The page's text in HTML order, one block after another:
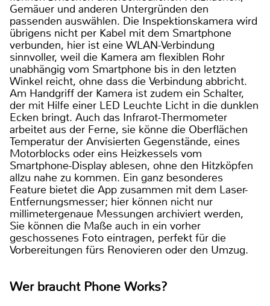
Gemäuer und anderen Untergründen den
passenden auswählen. Die Inspektionskamera wird
übrigens nicht per Kabel mit dem Smartphone
verbunden, hier ist eine WLAN-Verbindung
sinnvoller, weil die Kamera am flexiblen Rohr
unabhängig vom Smartphone bis in den letzten
Winkel reicht, ohne dass die Verbindung abbricht.
Am Handgriff der Kamera ist zudem ein Schalter,
der mit Hilfe einer LED Leuchte Licht in die dunklen
Ecken bringt. Auch das Infrarot-Thermometer
arbeitet aus der Ferne, sie könne die Oberflächen
Temperatur der Anvisierten Gegenstände, eines
Motorblocks oder eins Heizkessels vom
Smartphone-Display ablesen, ohne den Hitzköpfen
allzu nahe zu kommen. Ein ganz besonderes
Feature bietet die App zusammen mit dem Laser-
Entfernungsmesser; hier können nicht nur
millimetergenaue Messungen archiviert werden,
Sie können die Maße auch in ein vorher
geschossenes Foto eintragen, perfekt für die
Vorbereitungen fürs Renovieren oder den Umzug.
Wer braucht Phone Works?